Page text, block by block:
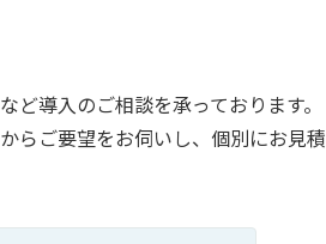
ど導入のご相談を承っております。
らご要望をお伺いし、個別にお見